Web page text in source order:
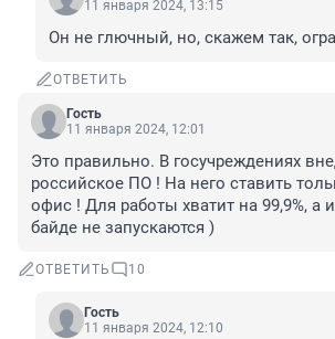
11 января 2024, 13:15
Он не глючный, но, скажем так,
ОТВЕТИТЬ
Гость
11 января 2024, 12:01
Это правильно. В госучреждениях
российское ПО ! На него ставить
офис ! Для работы хватит на 99,9%, а
байде не запускаются )
ОТВЕТИТЬ 10
Гость
11 января 2024, 12:10